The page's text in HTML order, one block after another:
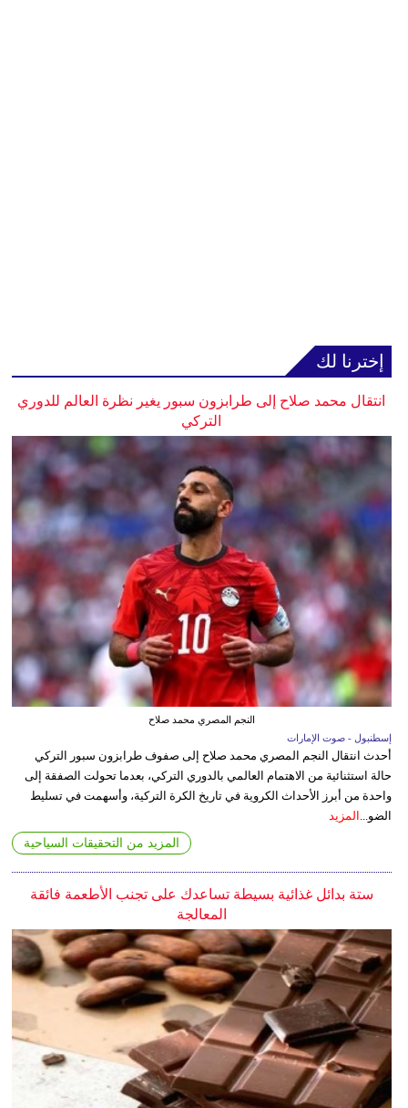
إخترنا لك
انتقال محمد صلاح إلى طرابزون سبور يغير نظرة العالم للدوري
التركي
النجم المصري محمد صلاح
إسطنبول - صوت الإمارات
أحدث انتقال النجم المصري محمد صلاح إلى صفوف طرابزون سبور التركي
حالة استثنائية من الاهتمام العالمي بالدوري التركي، بعدما تحولت الصفقة إلى
واحدة من أبرز الأحداث الكروية في تاريخ الكرة التركية، وأسهمت في تسليط
الضو... المزيد
المزيد من التحقيقات السياحية
ستة بدائل غذائية بسيطة تساعدك على تجنب الأطعمة فائقة
المعالجة